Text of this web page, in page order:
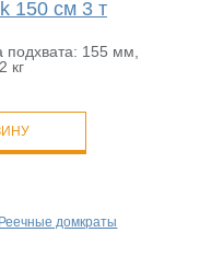
150 см 3 т
подxвата: 155 мм,
кг
Реечные домкраты